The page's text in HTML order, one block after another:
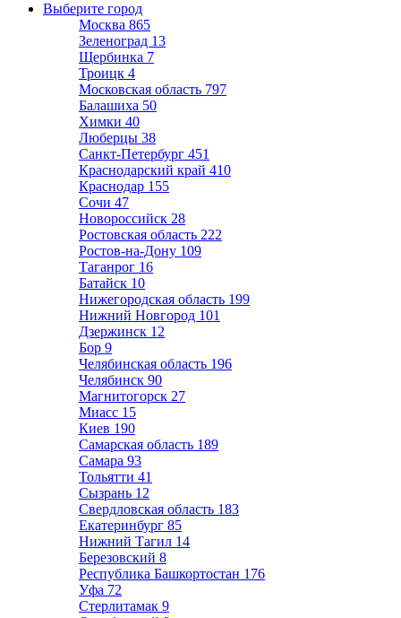
Выберите город
Москва 865
Зеленоград 13
Щербинка 7
Троицк 4
Московская область 797
Балашиха 50
Химки 40
Люберцы 38
Санкт-Петербург 451
Краснодарский край 410
Краснодар 155
Сочи 47
Новороссийск 28
Ростовская область 222
Ростов-на-Дону 109
Таганрог 16
Батайск 10
Нижегородская область 199
Нижний Новгород 101
Дзержинск 12
Бор 9
Челябинская область 196
Челябинск 90
Магнитогорск 27
Миасс 15
Киев 190
Самарская область 189
Самара 93
Тольятти 41
Сызрань 12
Свердловская область 183
Екатеринбург 85
Нижний Тагил 14
Березовский 8
Республика Башкортостан 176
Уфа 72
Стерлитамак 9